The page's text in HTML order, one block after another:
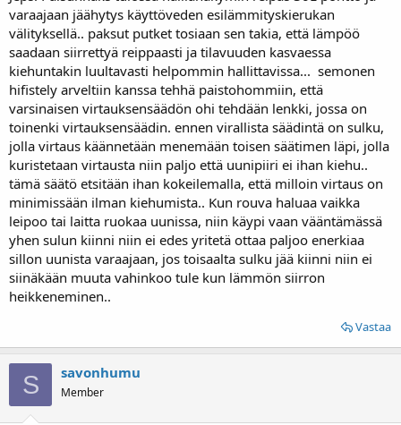
varaajaan jäähytys käyttöveden esilämmityskierukan
välityksellä.. paksut putket tosiaan sen takia, että lämpöö
saadaan siirrettyä reippaasti ja tilavuuden kasvaessa
kiehuntakin luultavasti helpommin hallittavissa... semonen
hifistely arveltiin kanssa tehhä paistohommiin, että
varsinaisen virtauksensäädön ohi tehdään lenkki, jossa on
toinenki virtauksensäädin. ennen virallista säädintä on sulku,
jolla virtaus käännetään menemään toisen säätimen läpi, jolla
kuristetaan virtausta niin paljo että uunipiiri ei ihan kiehu..
tämä säätö etsitään ihan kokeilemalla, että milloin virtaus on
minimissään ilman kiehumista.. Kun rouva haluaa vaikka
leipoo tai laitta ruokaa uunissa, niin käypi vaan vääntämässä
yhen sulun kiinni niin ei edes yritetä ottaa paljoo enerkiaa
sillon uunista varaajaan, jos toisaalta sulku jää kiinni niin ei
siinäkään muuta vahinkoo tule kun lämmön siirron
heikkeneminen..
Vastaa
S savonhumu
Member